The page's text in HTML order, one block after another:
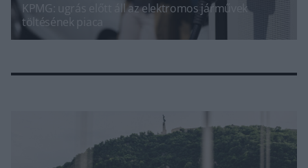
KPMG: ugrás előtt áll az elektromos járművek
töltésének piaca